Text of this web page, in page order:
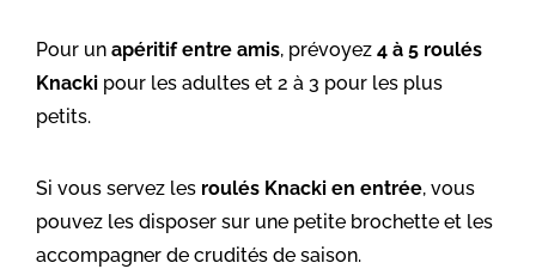
Pour un apéritif entre amis, prévoyez 4 à 5 roulés
Knacki pour les adultes et 2 à 3 pour les plus
petits.
Si vous servez les roulés Knacki en entrée, vous
pouvez les disposer sur une petite brochette et les
accompagner de crudités de saison.